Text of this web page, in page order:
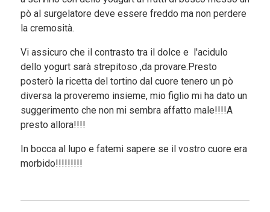
pò al surgelatore deve essere freddo ma non perdere
la cremosità.
Vi assicuro che il contrasto tra il dolce e l'acidulo
dello yogurt sarà strepitoso ,da provare.Presto
posterò la ricetta del tortino dal cuore tenero un pò
diversa la proveremo insieme, mio figlio mi ha dato un
suggerimento che non mi sembra affatto male!!!!A
presto allora!!!!
In bocca al lupo e fatemi sapere se il vostro cuore era
morbido!!!!!!!!!